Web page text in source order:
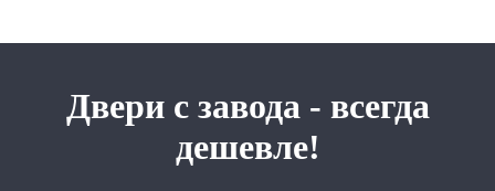
Двери с завода - всегда
дешевле!